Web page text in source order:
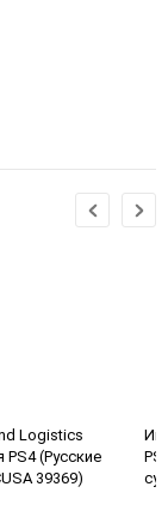
Logistics
(Русские
39369)